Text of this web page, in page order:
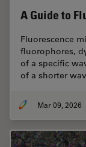
A Guide to
Fluorescence
fluorophores,
of a specific
of a shorter
Mar 09, 2026